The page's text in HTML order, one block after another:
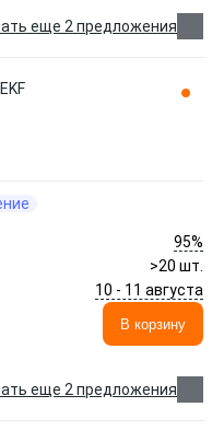
еще 2 предложения
95%
>20 шт.
10 - 11 августа
В корзину
еще 2 предложения